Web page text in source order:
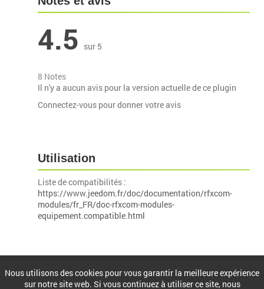
4.5 sur 5
8 Notes
Il n'y a aucun avis pour la version actuelle de ce plugin
Connectez-vous pour donner votre avis
Utilisation
Liste de compatibilités :
https://www.jeedom.fr/doc/documentation/rfxcom-
modules/fr_FR/doc-rfxcom-modules-
equipement.compatible.html
Nous utilisons des cookies pour vous garantir la meilleure expérience
sur notre site web. Si vous continuez à utiliser ce site, nous